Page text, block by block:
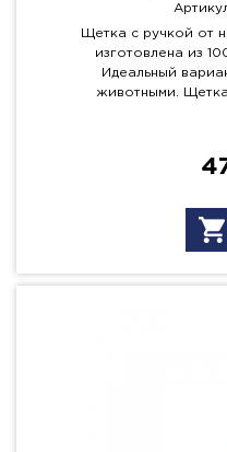
Щетка с ручкой от
изготовлена из
Идеальный
животными.